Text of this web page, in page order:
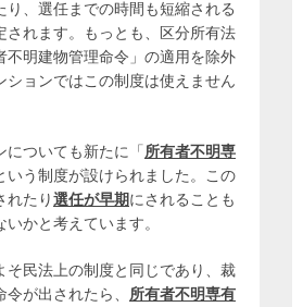
り、選任までの時間も短縮される
されます。もっとも、区分所有法
不明建物管理命令」の適用を除外
ションではこの制度は使えません
ついても新たに「 所有者不明専
いう制度が設けられました。この
れたり 選任が早期 にされることも
かと考えています。
そ民法上の制度と同じであり、裁
が出されたら、 所有者不明専有